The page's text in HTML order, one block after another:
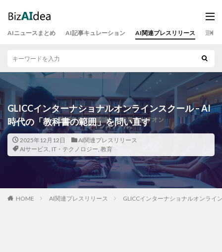
AIニュースまとめ AI記事キュレーション AI関連プレスリリース 運営
GLICCインターナショナルオンラインスクール – AI
時代の「教科書の範囲」を問い直す
2025年12月12日
AI関連プレスリリース
AIサービス, IT・テクノロジー, 教育
HOME AI関連プレスリリース GLICCインターナショナルオンライ